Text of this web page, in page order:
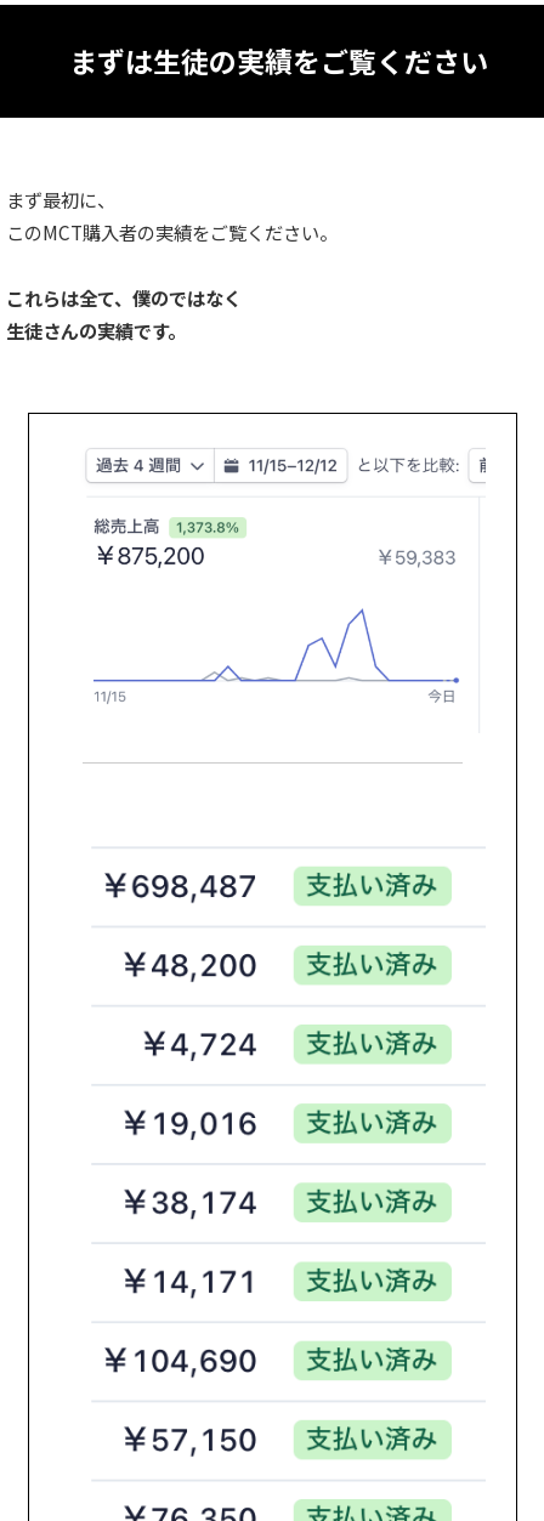
まずは生徒の実績をご覧ください
まず最初に、
このMCT購入者の実績をご覧ください。
これらは全て、僕のではなく
生徒さんの実績です。